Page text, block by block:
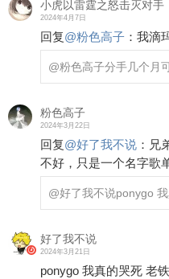
小虎以雷霆之怒击灭对手
2024年4月7日
回复@粉色高子 ： 我滴
@粉色高子分手几个月
粉色高子
2024年3月22日
回复@好了我不说 ： 兄
不好，只是一个名字歌
@好了我不说ponygo
好了我不说
2024年3月21日
ponygo 我真的哭死 老铁